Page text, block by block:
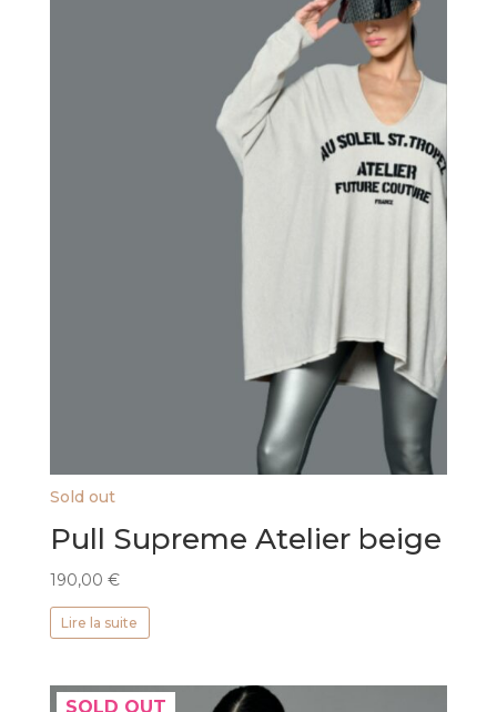
Sold out
Pull Supreme Atelier beige
190,00 €
Lire la suite
SOLD OUT